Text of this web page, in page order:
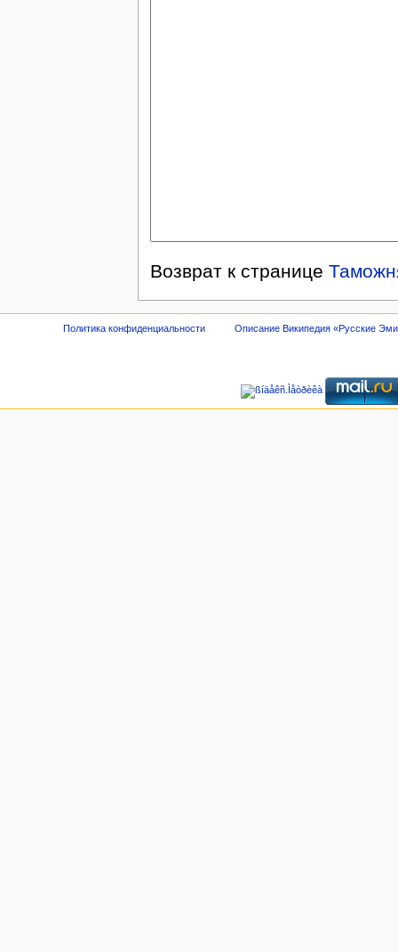
Возврат к странице
Политика конфиденциальности Описание Википедия «Русские